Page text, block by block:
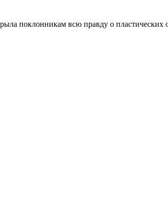
поклонникам всю правду о